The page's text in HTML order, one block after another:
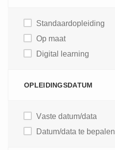
Standaardopleiding
Op maat
Digital learning
OPLEIDINGSDATUM
Vaste datum/data
Datum/data te bepalen